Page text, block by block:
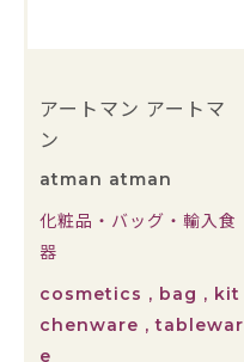
アートマン アートマ
ン
atman atman
化粧品・バッグ・輸入食
器
cosmetics , bag , kit
chenware , tablewar
e